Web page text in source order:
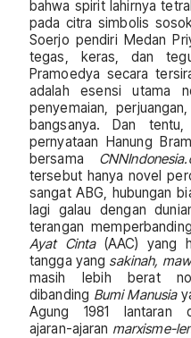
bahwa spirit lahirnya
pada citra simbolis
Soerjo pendiri Medan
tegas, keras, dan
Pramoedya secara
adalah esensi utama
penyemaian,
bangsanya. Dan
pernyataan Hanung
bersama
tersebut hanya novel
sangat ABG, hubungan
lagi galau dengan
terangan
Ayat Cinta (AAC) yang
tangga yang sakinah,
masih lebih berat
dibanding Bumi Manusia
Agung 1981 lantaran
ajaran-ajaran marxisme-